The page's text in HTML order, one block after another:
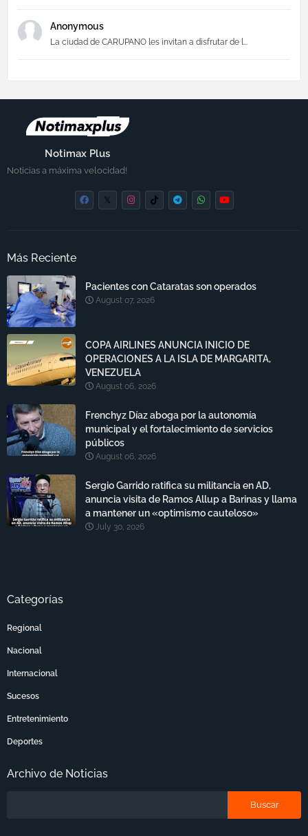
Anonymous
La ciudad de CARUPANO les invitan a disfrutar de l...
Notimax Plus
Noticias a máxima velocidad!
Más Reciente
Pacientes con Cataratas son operados
August 07, 2026
COPA AIRLINES ANUNCIA INICIO DE
OPERACIONES A LA ISLA DE MARGARITA,
VENEZUELA
August 06, 2026
Frenchyz Díaz aboga por la autonomía
municipal y el fortalecimiento de servicios
públicos
August 06, 2026
Sergio Garrido ratifica su militancia en AD,
anuncia visita de Ramos Allup a Barinas y llama
a mantener un «optimismo cauteloso»
July 30, 2026
Categorías
Regional
Nacional
Internacional
Sucesos
Entretenimiento
Deportes
Archivo de Noticias